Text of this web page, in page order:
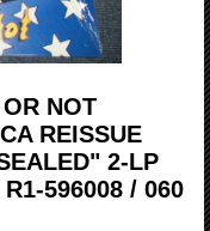
NOT
REISSUE
2-LP
596008 / 060